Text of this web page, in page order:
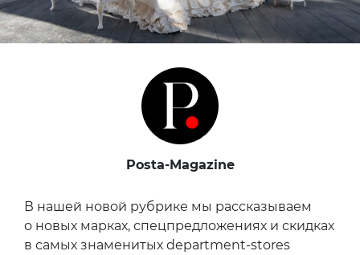
Posta-Magazine
В нашей новой рубрике мы рассказываем
о новых марках, спецпредложениях и скидках
в самых знаменитых department-stores